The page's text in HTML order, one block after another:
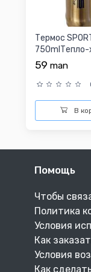
Термос
750mlТепло-
59 man
В
Помощь
Чтобы
Политика
Условия
Как
Условия
Как